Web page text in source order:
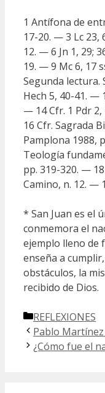
1 Antífona de
17-20. — 3 Lc 23,
12. — 6 Jn 1, 29;
19. — 9 Mc 6, 17
Segunda lectura.
Hech 5, 40-41. —
— 14 Cfr. 1 Pdr
16 Cfr. Sagrada
Pamplona 1988,
Teología
pp. 319-320. —
Camino, n. 12. —
* San Juan es el
conmemora el
ejemplo lleno de
enseña a
obstáculos, la
recibido de Dios.
Categorías
REFLEXIONES
Pablo
¿Cómo fue el